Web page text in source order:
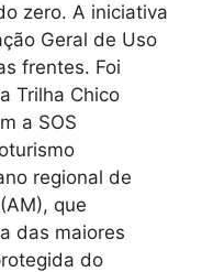
zero. A iniciativa
Geral de Uso
frentes. Foi
Trilha Chico
a SOS
regional de
que
das maiores
do